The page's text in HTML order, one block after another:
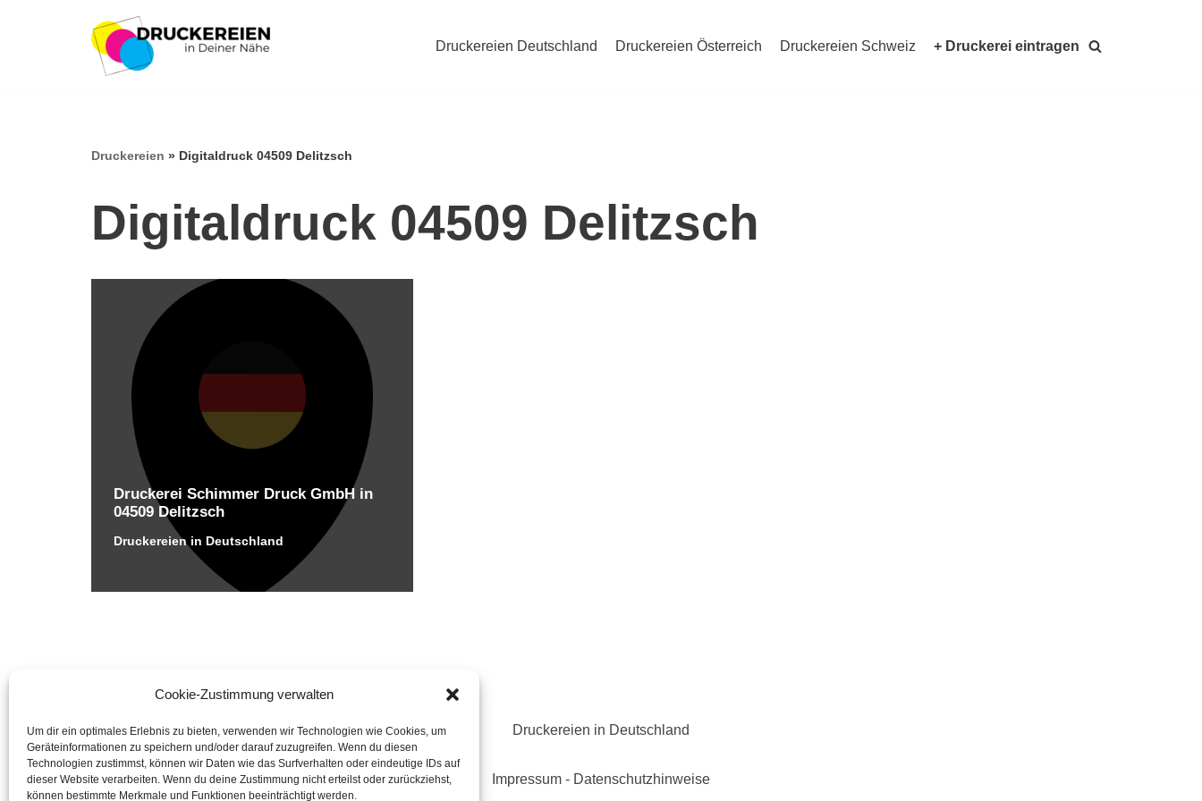
Cookie-Zustimmung verwalten
Um dir ein optimales Erlebnis zu bieten, verwenden wir Technologien wie Cookies, um
Geräteinformationen zu speichern und/oder darauf zuzugreifen. Wenn du diesen
Technologien zustimmst, können wir Daten wie das Surfverhalten oder eindeutige IDs auf
dieser Website verarbeiten. Wenn du deine Zustimmung nicht erteilst oder zurückziehst,
können bestimmte Merkmale und Funktionen beeinträchtigt werden.
Druckereien Deutschland Druckereien Österreich Druckereien Schweiz + Druckerei eintragen
Druckereien » Digitaldruck 04509 Delitzsch
Digitaldruck 04509 Delitzsch
Druckerei Schimmer Druck GmbH in
04509 Delitzsch
Druckereien in Deutschland
Druckereien in Deutschland
Impressum - Datenschutzhinweise